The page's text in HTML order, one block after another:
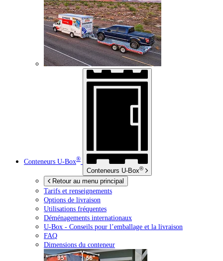
Conteneurs U-Box®
Conteneurs U-Box®
Retour au menu principal
Tarifs et renseignements
Options de livraison
Utilisations fréquentes
Déménagements internationaux
U-Box - Conseils pour l’emballage et la livraison
FAQ
Dimensions du conteneur